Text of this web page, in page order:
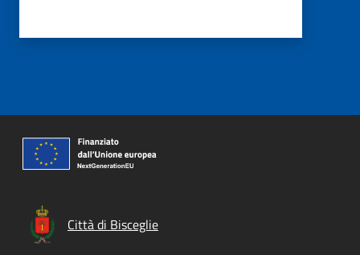
Città di Bisceglie